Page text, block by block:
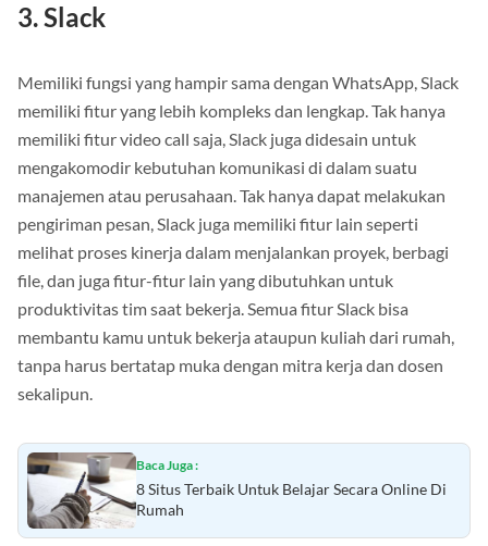
3. Slack
Memiliki fungsi yang hampir sama dengan WhatsApp, Slack
memiliki fitur yang lebih kompleks dan lengkap. Tak hanya
memiliki fitur video call saja, Slack juga didesain untuk
mengakomodir kebutuhan komunikasi di dalam suatu
manajemen atau perusahaan. Tak hanya dapat melakukan
pengiriman pesan, Slack juga memiliki fitur lain seperti
melihat proses kinerja dalam menjalankan proyek, berbagi
file, dan juga fitur-fitur lain yang dibutuhkan untuk
produktivitas tim saat bekerja. Semua fitur Slack bisa
membantu kamu untuk bekerja ataupun kuliah dari rumah,
tanpa harus bertatap muka dengan mitra kerja dan dosen
sekalipun.
Baca Juga :
8 Situs Terbaik Untuk Belajar Secara Online Di
Rumah